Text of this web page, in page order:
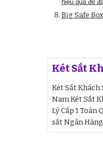
hiệu quả để
Big Safe
Két Sắt
Két Sắt Khách
Nam Két Sắt
Lý Cấp 1 Toàn
sắt Ngân